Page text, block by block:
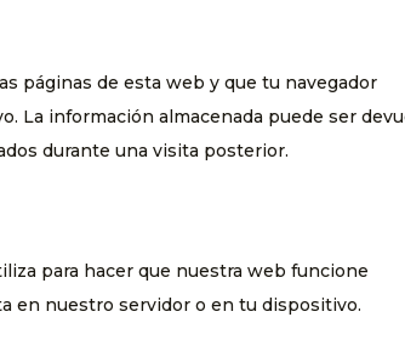
páginas de esta web y que tu navegador
La información almacenada puede ser
durante una visita posterior.
para hacer que nuestra web funcione
en nuestro servidor o en tu dispositivo.